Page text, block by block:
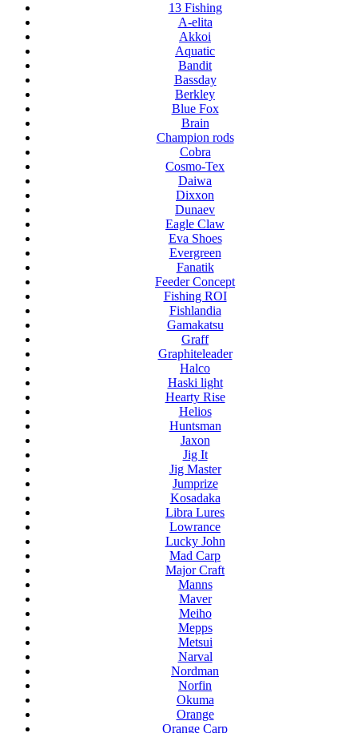
13 Fishing
A-elita
Akkoi
Aquatic
Bandit
Bassday
Berkley
Blue Fox
Brain
Champion rods
Cobra
Cosmo-Tex
Daiwa
Dixxon
Dunaev
Eagle Claw
Eva Shoes
Evergreen
Fanatik
Feeder Concept
Fishing ROI
Fishlandia
Gamakatsu
Graff
Graphiteleader
Halco
Haski light
Hearty Rise
Helios
Huntsman
Jaxon
Jig It
Jig Master
Jumprize
Kosadaka
Libra Lures
Lowrance
Lucky John
Mad Carp
Major Craft
Manns
Maver
Meiho
Mepps
Metsui
Narval
Nordman
Norfin
Okuma
Orange
Orange Carp